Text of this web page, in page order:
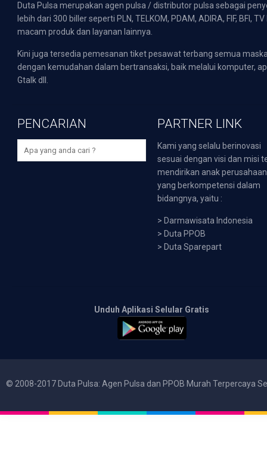
Duta Pulsa merupakan agen pulsa / distributor pulsa sebagai
lebih dari 300 biller seperti PLN, TELKOM, PDAM, ADIRA, FIF,
macam produk dan layanan lainnya.
Kini juga tersedia pemesanan tiket pesawat terbang semua
dengan kemudahan dalam bertransaksi, baik melalui komputer,
Gtalk dll.
PENCARIAN PARTNER LINK
Kami yang selalu berinovasi
sesuai dengan visi dan misi
mendirikan anak perusahaan
yang berkompetensi dalam
bidangnya, yaitu :
> Darmawisata Indonesia
> Duta PPOB
> Duta Sparepart
Unduh Aplikasi Selular Gratis
© 2008-2017 Duta Pulsa: Agen Pulsa dan PPOB Murah Terpercaya